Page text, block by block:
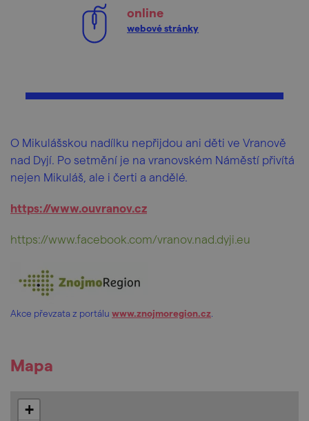
online
webové stránky
O Mikulášskou nadílku nepřijdou ani děti ve Vranově
nad Dyjí. Po setmění je na vranovském Náměstí přivítá
nejen Mikuláš, ale i čerti a andělé.
https://www.ouvranov.cz
https://www.facebook.com/vranov.nad.dyji.eu
Akce převzata z portálu www.znojmoregion.cz
Mapa
+